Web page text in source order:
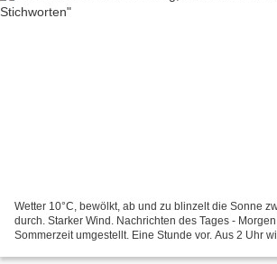
Wetter 10°C, bewölkt, ab und zu blinzelt die Sonne
durch. Starker Wind. Nachrichten des Tages -
Sommerzeit umgestellt. Eine Stunde vor. Aus 2 Uhr